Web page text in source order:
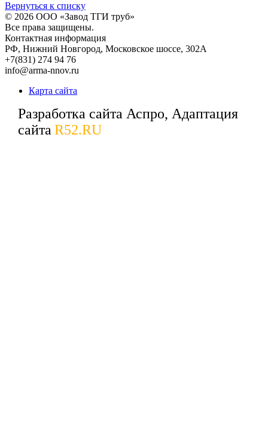
Вернуться к списку
© 2026 ООО «Завод ТГИ труб»
Все права защищены.
Контактная информация
РФ, Нижний Новгород, Московское шоссе, 302А
+7(831) 274 94 76
info@arma-nnov.ru
Карта сайта
Разработка сайта Аспро, Адаптация
сайта R52.RU